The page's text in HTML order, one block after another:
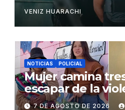
VENIZ HUARACHI
NOTICIAS POLICIAL
Mujer camina
escapar de la
Potosí
7 DE AGOSTO DE 2026